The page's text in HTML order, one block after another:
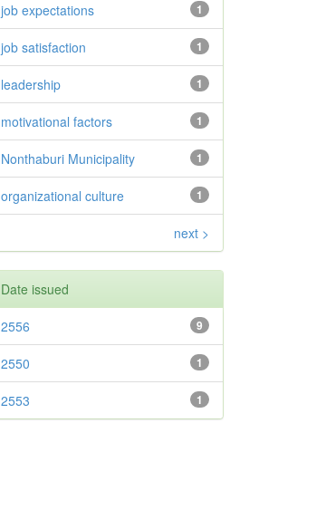
1
job expectations
1
job satisfaction
1
leadership
1
motivational factors
1
Nonthaburi Municipality
1
organizational culture
next >
Date issued
9
2556
1
2550
1
2553